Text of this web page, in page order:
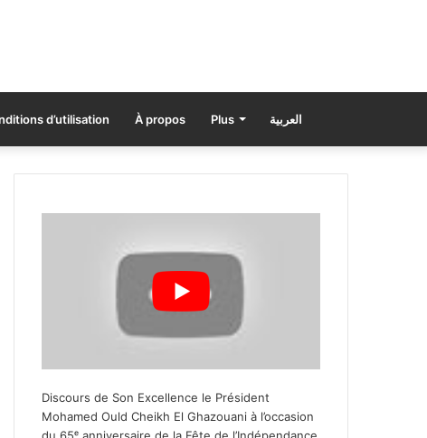
d’utilisation À propos Plus العربية
Discours de Son Excellence le Président
Mohamed Ould Cheikh El Ghazouani à l’occasion